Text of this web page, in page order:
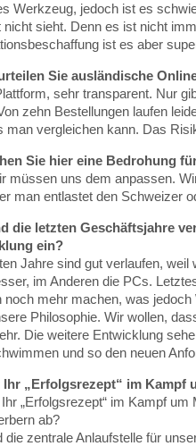
Werkzeug, jedoch ist es
nicht sieht. Denn es ist nicht
ist es aber
Sie ausländische
sehr transparent. Nur
zehn Bestellungen laufen
man vergleichen kann. Das
Sie hier eine Bedrohung
müssen uns dem anpassen.
man entlastet den Schweizer
die letzten Geschäftsjahre
ein?
Jahre sind gut verlaufen,
im Anderen die PCs.
noch mehr machen, was
Philosophie. Wir wollen,
Die weitere Entwicklung
und so den neuen
Ihr „Erfolgsrezept“ im Kampf
„Erfolgsrezept“ im Kampf
ab?
die zentrale Anlaufstelle für